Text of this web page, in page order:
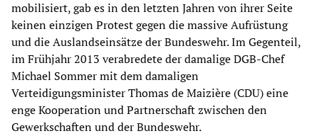
mobilisiert, gab es in den letzten Jahren von ihrer Seite
keinen einzigen Protest gegen die massive Aufrüstung
und die Auslandseinsätze der Bundeswehr. Im Gegenteil,
im Frühjahr 2013 verabredete der damalige DGB-Chef
Michael Sommer mit dem damaligen
Verteidigungsminister Thomas de Maizière (CDU) eine
enge Kooperation und Partnerschaft zwischen den
Gewerkschaften und der Bundeswehr.